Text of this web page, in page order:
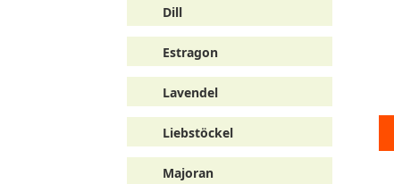
Dill
Estragon
Lavendel
Liebstöckel
Majoran